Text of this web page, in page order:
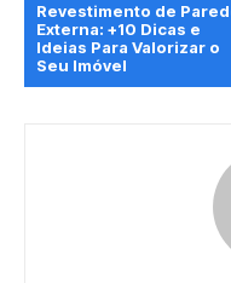
Revestimento de
Externa: +10 Dicas e
Ideias Para Valorizar o
Seu Imóvel